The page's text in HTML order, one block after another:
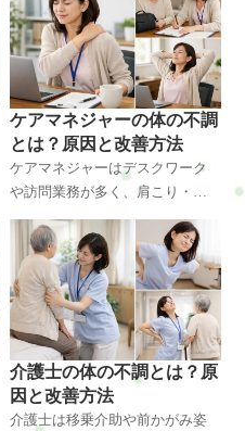
ケアマネジャーの体の不調
とは？原因と改善方法
ケアマネジャーはデスクワーク
や訪問業務が多く、肩こり・腰
痛・頭痛など体の不調が起こり
やすい職業です。姿勢の崩れや
筋肉の緊張が原因になることも
あります。この記事では原因や
体の変化、改善方法を整体の視
点から解説します。横浜・戸塚
周辺で体の不調に悩む方にも役
立つ内容です。
介護士の体の不調とは？原
因と改善方法
介護士は移乗介助や前かがみ姿